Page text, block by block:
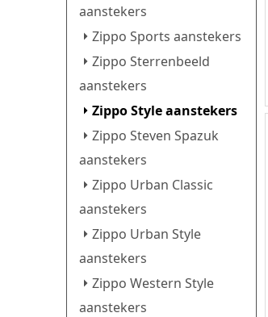
aanstekers
Zippo Sports aanstekers
Zippo Sterrenbeeld
aanstekers
Zippo Style aanstekers
Zippo Steven Spazuk
aanstekers
Zippo Urban Classic
aanstekers
Zippo Urban Style
aanstekers
Zippo Western Style
aanstekers